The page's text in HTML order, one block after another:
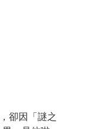
卻因「謎之